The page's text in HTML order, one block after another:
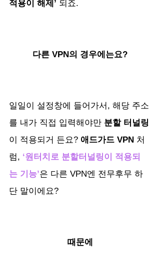
적용이 해제’ 되죠.
다른 VPN의 경우에는요?
일일이 설정창에 들어가서, 해당 주소
를 내가 직접 입력해야만 분할 터널링
이 적용되거 든요? 애드가드 VPN 처
럼, ‘원터치로 분할터널링이 적용되
는 기능’은 다른 VPN엔 전무후무 하
단 말이에요?
때문에